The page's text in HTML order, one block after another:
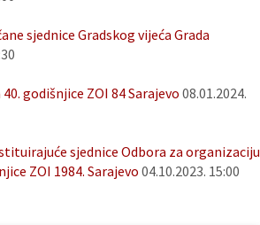
sjednice Gradskog vijeća Grada
godišnjice ZOI 84 Sarajevo 08.01.2024.
sjednice Odbora za organizaciju
ZOI 1984. Sarajevo 04.10.2023. 15:00